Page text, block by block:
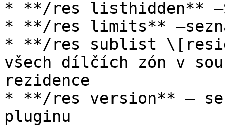
* **/res listhidden**
* **/res limits**
* **/res sublist
všech dílčích zón v
rezidence
* **/res version** –
pluginu